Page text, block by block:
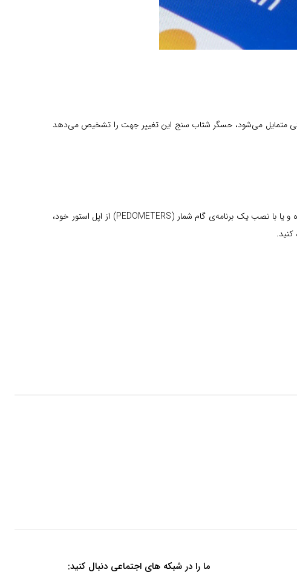
متمایل می‌شود، حسگر شتاب سنج این تغییر جهت را تشخیص می‌دهد
بیشتر گوشی‌های هوشمند من جمله آیفون، برنامه‌ی سلامتی (HEALTH) را دارند با استفاده از آن می‌توانید در روز تعداد قدم‌هایتان را شمرده و یا با نصب یک برنامه‌ی گام شمار (PEDOMETERS) از اپل استور خود،
کنید.
ما را در شبکه های اجتماعی دنبال کنید: